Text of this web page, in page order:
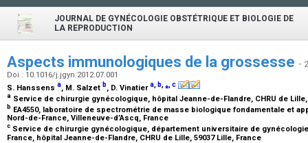
JOURNAL DE GYNÉCOLOGIE OBSTÉTRIQUE ET BIOLOGIE DE
LA REPRODUCTION
Aspects immunologiques de la grossesse -
Doi : 10.1016/j.jgyn.2012.07.001
S. Hanssens a, M. Salzet b, D. Vinatiera, b,⁎,c
a Service de chirurgie gynécologique, hôpital Jeanne-de-Flandre, CHRU de
b EA4550, laboratoire de spectrométrie de masse biologique fondamentale et
Nord-de-France, Villeneuve-d’Ascq, France
c Service de chirurgie gynécologique, département universitaire de
France, hôpital Jeanne-de-Flandre, CHRU de Lille, 59037 Lille, France